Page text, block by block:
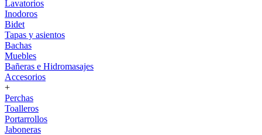
Lavatorios
Inodoros
Bidet
Tapas y asientos
Bachas
Muebles
Bañeras e Hidromasajes
Accesorios
+
Perchas
Toalleros
Portarrollos
Jaboneras